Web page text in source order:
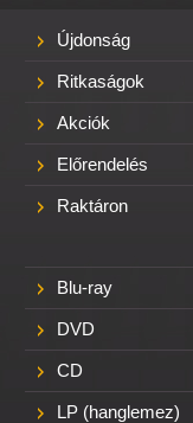
Újdonság
Ritkaságok
Akciók
Előrendelés
Raktáron
Blu-ray
DVD
CD
LP (hanglemez)